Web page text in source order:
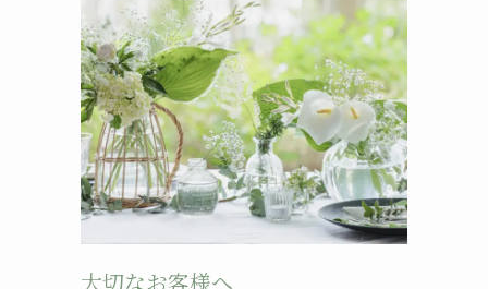
大切なお客様へ